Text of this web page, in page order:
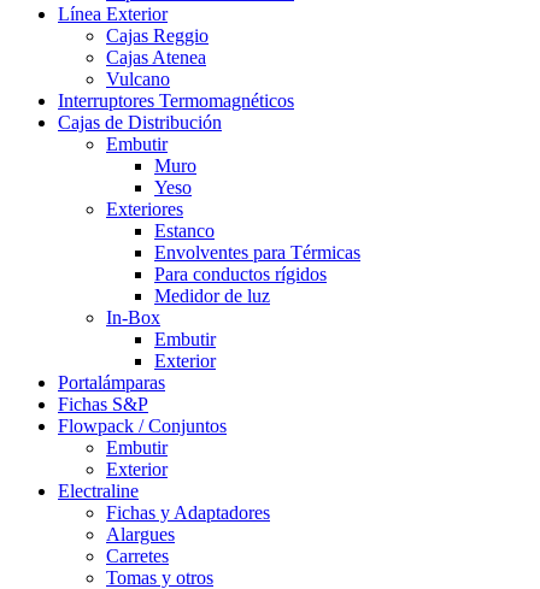
Línea Exterior
Cajas Reggio
Cajas Atenea
Vulcano
Interruptores Termomagnéticos
Cajas de Distribución
Embutir
Muro
Yeso
Exteriores
Estanco
Envolventes para Térmicas
Para conductos rígidos
Medidor de luz
In-Box
Embutir
Exterior
Portalámparas
Fichas S&P
Flowpack / Conjuntos
Embutir
Exterior
Electraline
Fichas y Adaptadores
Alargues
Carretes
Tomas y otros